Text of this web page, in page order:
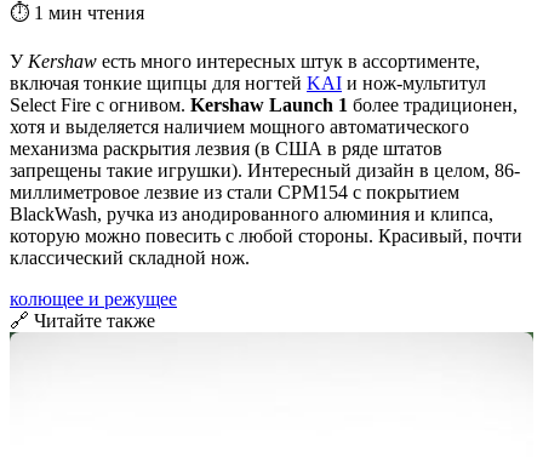
⏱ 1 мин чтения
У Kershaw есть много интересных штук в ассортименте,
включая тонкие щипцы для ногтей KAI и нож-мультитул
Select Fire с огнивом. Kershaw Launch 1 более традиционен,
хотя и выделяется наличием мощного автоматического
механизма раскрытия лезвия (в США в ряде штатов
запрещены такие игрушки). Интересный дизайн в целом, 86-
миллиметровое лезвие из стали CPM154 с покрытием
BlackWash, ручка из анодированного алюминия и клипса,
которую можно повесить с любой стороны. Красивый, почти
классический складной нож.
колющее и режущее
🔗 Читайте также